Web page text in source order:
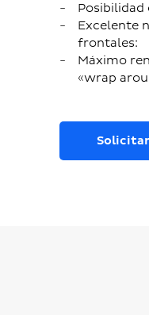
Posibilidad
Excelente
frontales:
Máximo
«wrap